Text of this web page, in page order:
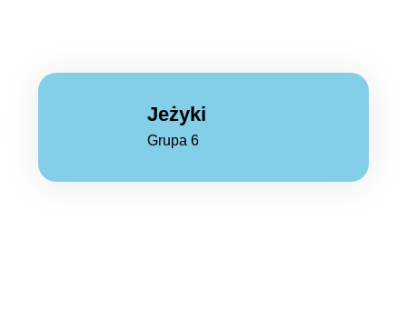
Jeżyki
Grupa 6